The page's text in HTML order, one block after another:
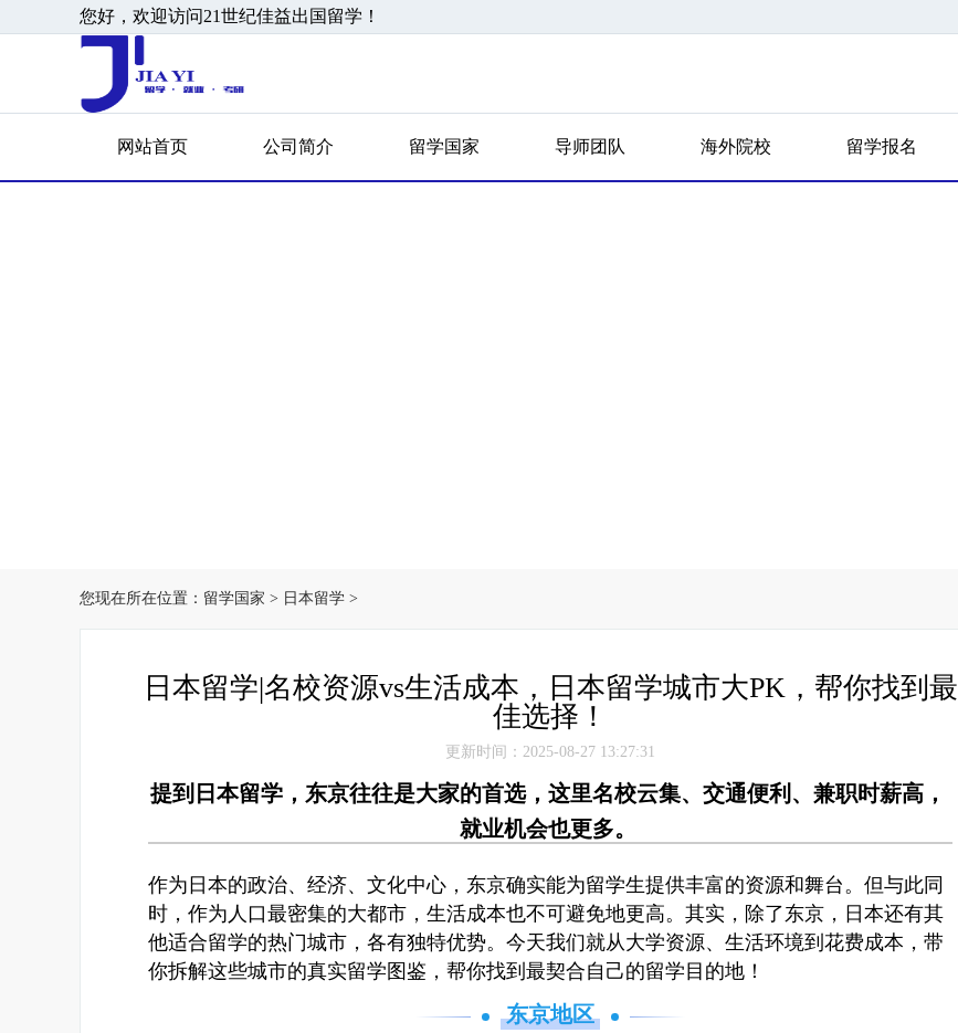
您好，欢迎访问21世纪佳益出国留学！
网站首页 公司简介 留学国家 导师团队 海外院校 留学报名
您现在所在位置： 留学国家 > 日本留学 >
日本留学|名校资源vs生活成本，日本留学城市大PK，帮你找到最
佳选择！
更新时间：2025-08-27 13:27:31
提到日本留学，东京往往是大家的首选，这里名校云集、交通便利、兼职时薪高，
就业机会也更多。
作为日本的政治、经济、文化中心，东京确实能为留学生提供丰富的资源和舞台。但与此同
时，作为人口最密集的大都市，生活成本也不可避免地更高。其实，除了东京，日本还有其
他适合留学的热门城市，各有独特优势。今天我们就从大学资源、生活环境到花费成本，带
你拆解这些城市的真实留学图鉴，帮你找到最契合自己的留学目的地！
东京地区